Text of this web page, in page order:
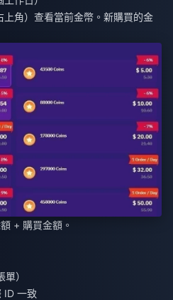
上角）查看當前金幣。新購買的金
+ 購買金額。
）
ID 一致